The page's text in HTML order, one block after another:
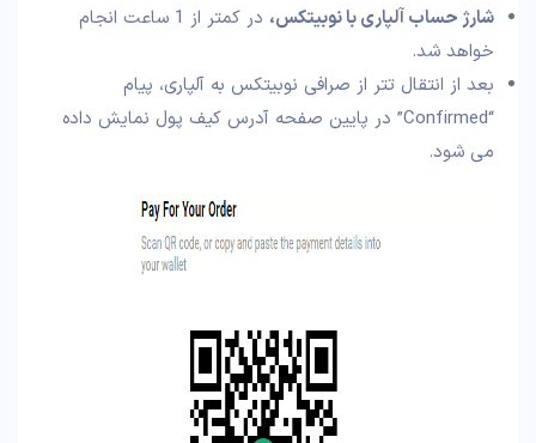
شارژ حساب آلپاری با نوبیتکس،
در کمتر از 1 ساعت انجام
خواهد شد.
بعد از انتقال تتر از صرافی نوبیتکس به آلپاری، پیام
“Confirmed” در پایین صفحه آدرس کیف پول نمایش داده
می شود.